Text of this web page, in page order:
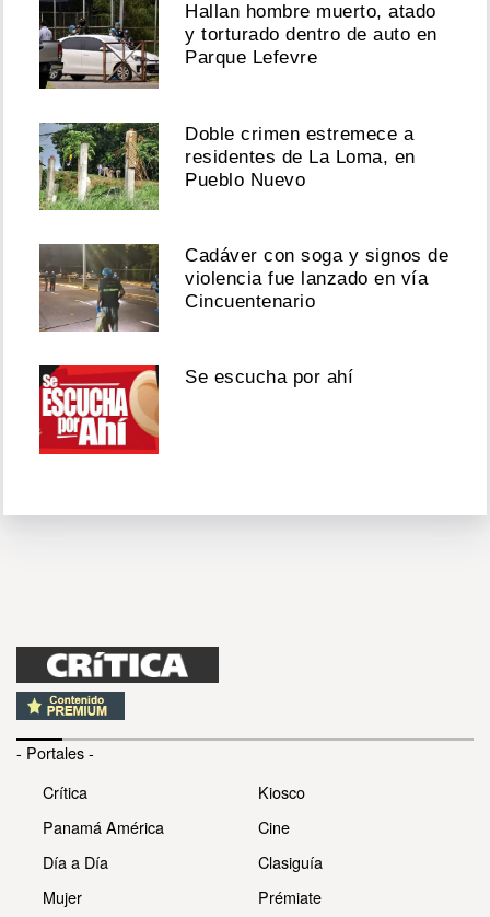
Hallan hombre muerto, atado
y torturado dentro de auto en
Parque Lefevre
Doble crimen estremece a
residentes de La Loma, en
Pueblo Nuevo
Cadáver con soga y signos de
violencia fue lanzado en vía
Cincuentenario
Se escucha por ahí
- Portales -
Crítica
Panamá América
Día a Día
Mujer
Kiosco
Cine
Clasiguía
Prémiate